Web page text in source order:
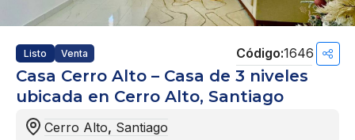
Listo Venta 1646
Casa Cerro Alto – Casa de 3 niveles
ubicada en Cerro Alto, Santiago
Cerro Alto, Santiago